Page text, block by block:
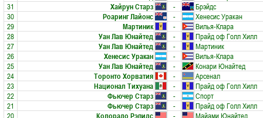
31
Хайрун Старз -
Брэйдс
30
Роаринг Лайонс -
Хенесис Уракан
29
Мартиник -
Вилья-Клара
28
Уан Лав Юнайтед -
Прайд оф Голл Хилл
27
Уан Лав Юнайтед -
Мартиник
26
Хенесис Уракан -
Вилья-Клара
25
Уан Лав Юнайтед -
Конари Юнайтед
24
Торонто Хорватия -
Арсенал
23
Национал Тихуана -
Прайд оф Голл Хилл
22
Фьючер Старз -
Спорт
21
Фьючер Старз -
Прайд оф Голл Хилл
20
Колорадо Рэпидс -
Майами Юнайтед